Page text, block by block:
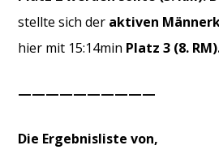
stellte sich der aktiven
hier mit 15:14min Platz 3 (8.
——————————
Die Ergebnisliste von,